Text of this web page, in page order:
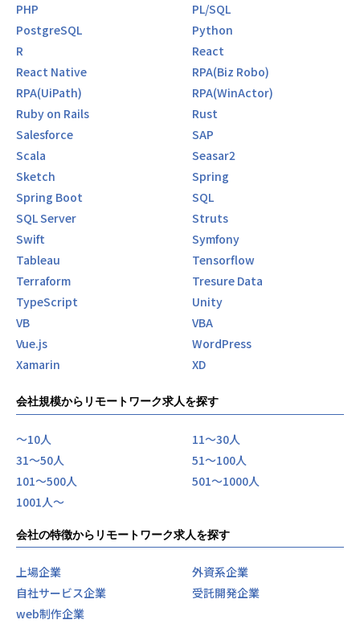
PHP
PL/SQL
PostgreSQL
Python
R
React
React Native
RPA(Biz Robo)
RPA(UiPath)
RPA(WinActor)
Ruby on Rails
Rust
Salesforce
SAP
Scala
Seasar2
Sketch
Spring
Spring Boot
SQL
SQL Server
Struts
Swift
Symfony
Tableau
Tensorflow
Terraform
Tresure Data
TypeScript
Unity
VB
VBA
Vue.js
WordPress
Xamarin
XD
会社規模からリモートワーク求人を探す
〜10人
11〜30人
31〜50人
51〜100人
101〜500人
501〜1000人
1001人〜
会社の特徴からリモートワーク求人を探す
上場企業
外資系企業
自社サービス企業
受託開発企業
web制作企業